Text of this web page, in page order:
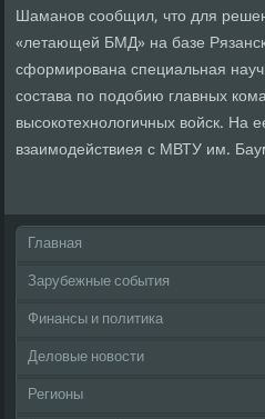
Шаманов сообщил, что для
«летающей БМД» на базе
сформирована специальная
состава по подобию главных
высокотехнологичных войск. На
взаимодействиея с МВТУ им.
Главная
Зарубежные события
Финансы и политика
Деловые новости
Регионы